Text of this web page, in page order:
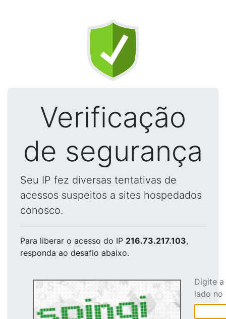
Verificação
de segurança
Seu IP fez diversas tentativas de
acessos suspeitos a sites hospedados
conosco.
Para liberar o acesso do IP 216.73.217.103,
responda ao desafio abaixo.
Digite
lado no